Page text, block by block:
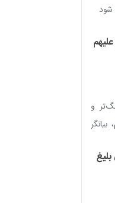
شود
و